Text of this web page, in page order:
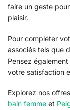
faire un geste
plaisir.
Pour compléter
associés tels que
Pensez
votre satisfaction
Explorez nos
bain femme et